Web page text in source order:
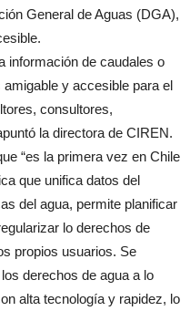
General de Aguas (DGA),
información de caudales o
y accesible para el
consultores,
la directora de CIREN.
“es la primera vez en Chile
que unifica datos del
del agua, permite planificar
lo derechos de
propios usuarios. Se
derechos de agua a lo
alta tecnología y rapidez, lo